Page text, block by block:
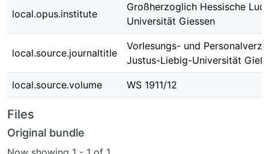
local.opus.institute
Großherzoglich Hessische
Universität Giessen
local.source.journaltitle
Vorlesungs- und
Justus-Liebig-Universität
local.source.volume WS 1911/12
Files
Original bundle